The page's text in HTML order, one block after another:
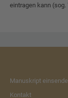
eintragen kann (sog.
Manuskript
Kontakt